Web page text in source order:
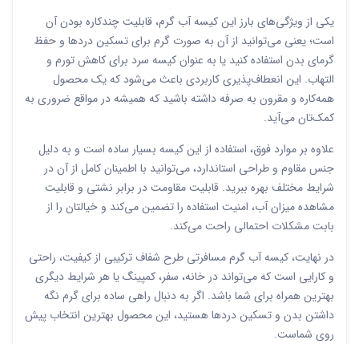
یکی از ویژگی‌های بارز این کیسه آب گرم، قابلیت چندکاره بودن آن
است؛ یعنی می‌توانید از آن به صورت گرم برای تسکین دردها و حفظ
گرمای بدن استفاده کنید یا به عنوان کیسه سرد برای کاهش تورم و
التهاب. این انعطاف‌پذیری کاربردی باعث می‌شود که یک محصول
همه‌کاره و مقرون به صرفه داشته باشید که همیشه در مواقع ضروری به
کمک‌تان می‌آید.
علاوه بر موارد فوق، استفاده از این کیسه بسیار ساده است و به دلیل
جنس مقاوم و طراحی استاندارد، می‌توانید با اطمینان کامل از آن در
شرایط مختلف بهره ببرید. قابلیت مقاومت در برابر نشتی و قابلیت
مشاهده میزان آب، امنیت استفاده را تضمین می‌کند و خیالتان را از
بابت مشکلات احتمالی راحت می‌کند.
در نهایت، کیسه آب گرم مسافرتی طرح شفاف ترکیبی از کیفیت، راحتی
و کارایی است که می‌تواند در خانه، سفر، کمپینگ یا هر شرایط دیگری
بهترین همراه برای شما باشد. اگر به دنبال راهی ساده برای گرم نگه
داشتن بدن و تسکین دردها هستید، این محصول بهترین انتخاب پیش
روی شماست.